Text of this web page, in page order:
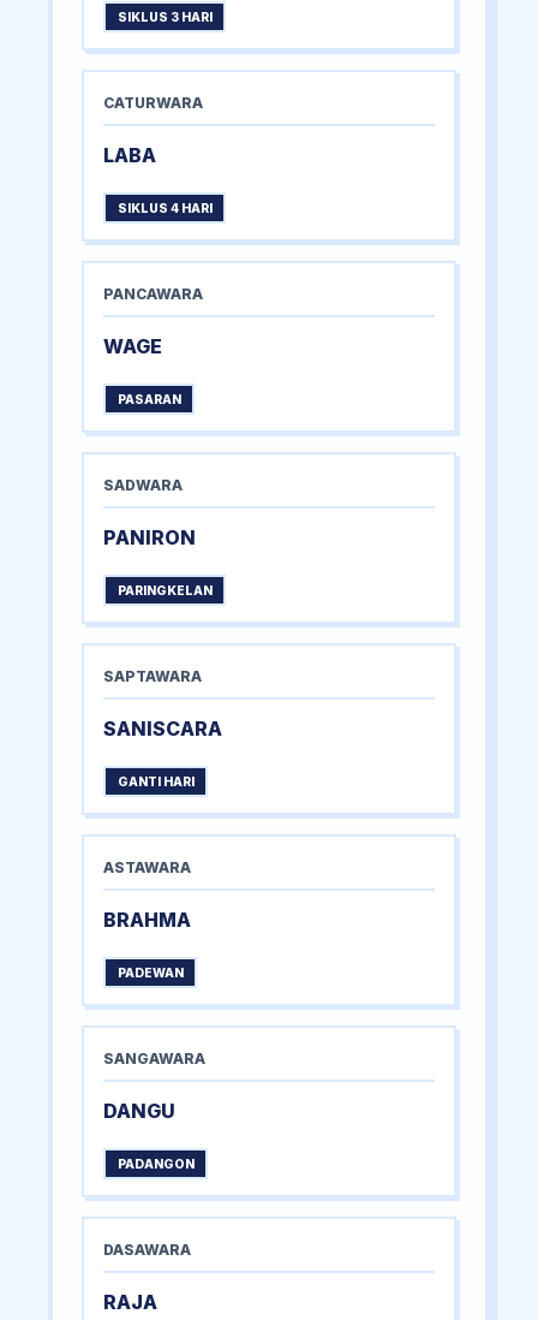
SIKLUS 3 HARI
CATURWARA
LABA
SIKLUS 4 HARI
PANCAWARA
WAGE
PASARAN
SADWARA
PANIRON
PARINGKELAN
SAPTAWARA
SANISCARA
GANTI HARI
ASTAWARA
BRAHMA
PADEWAN
SANGAWARA
DANGU
PADANGON
DASAWARA
RAJA